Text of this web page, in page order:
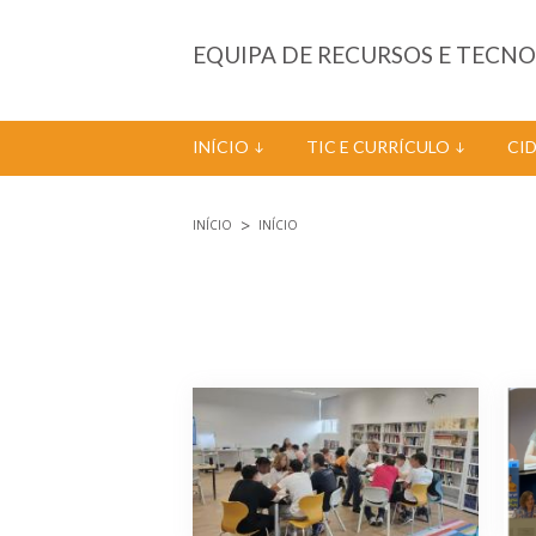
EQUIPA DE RECURSOS E
INÍCIO TIC E CURRÍCULO
INÍCIO INÍCIO
Páginas